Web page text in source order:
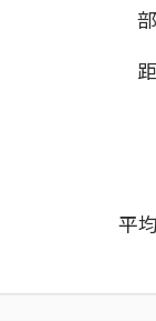
平